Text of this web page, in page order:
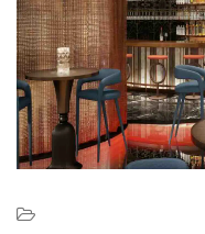
v
i
g
a
t
i
o